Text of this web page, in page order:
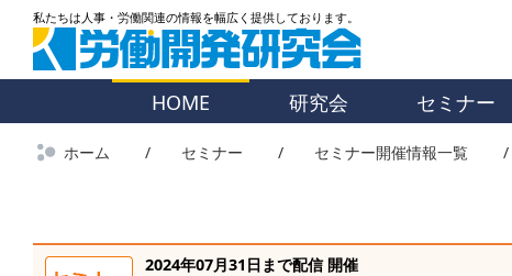
HOME 研究会 セミナー
ホーム セミナー セミナー開催情報一覧
2024年07月31日まで配信 開催